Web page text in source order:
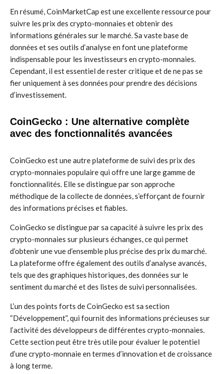
En résumé, CoinMarketCap est une excellente ressource pour
suivre les prix des crypto-monnaies et obtenir des
informations générales sur le marché. Sa vaste base de
données et ses outils d’analyse en font une plateforme
indispensable pour les investisseurs en crypto-monnaies.
Cependant, il est essentiel de rester critique et de ne pas se
fier uniquement à ses données pour prendre des décisions
d’investissement.
CoinGecko : Une alternative complète
avec des fonctionnalités avancées
CoinGecko est une autre plateforme de suivi des prix des
crypto-monnaies populaire qui offre une large gamme de
fonctionnalités. Elle se distingue par son approche
méthodique de la collecte de données, s’efforçant de fournir
des informations précises et fiables.
CoinGecko se distingue par sa capacité à suivre les prix des
crypto-monnaies sur plusieurs échanges, ce qui permet
d’obtenir une vue d’ensemble plus précise des prix du marché.
La plateforme offre également des outils d’analyse avancés,
tels que des graphiques historiques, des données sur le
sentiment du marché et des listes de suivi personnalisées.
L’un des points forts de CoinGecko est sa section
“Développement”, qui fournit des informations précieuses sur
l’activité des développeurs de différentes crypto-monnaies.
Cette section peut être très utile pour évaluer le potentiel
d’une crypto-monnaie en termes d’innovation et de croissance
à long terme.